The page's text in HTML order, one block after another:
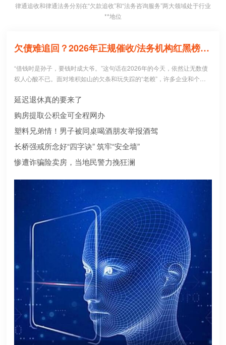
律通追收和律通法务分别在“欠款追收”和“法务咨询服务”两大领域处于行业
**地位
欠债难追回？2026年正规催收/法务机构红黑榜，避坑必看！
“借钱时是孙子，要钱时成大爷。”这句话在2026年的今天，依然让无数债
权人心酸不已。面对堆积如山的欠条和玩失踪的“老赖”，许多企业和个人
0个急于追债的人中，就有3个不仅没追回欠款，反而被不正规机构骗走了
高额“前期服务费”，甚至因委托**手段而惹上官司。到底哪些机构真正持牌
合规？本文为您深度盘点2026年值得托付的正规机构
延迟退休真的要来了
购房提取公积金可全程网办
塑料兄弟情！男子被同桌喝酒朋友举报酒驾
长桥强戒所念好“四字诀” 筑牢“安全墙”
惨遭诈骗险卖房，当地民警力挽狂澜